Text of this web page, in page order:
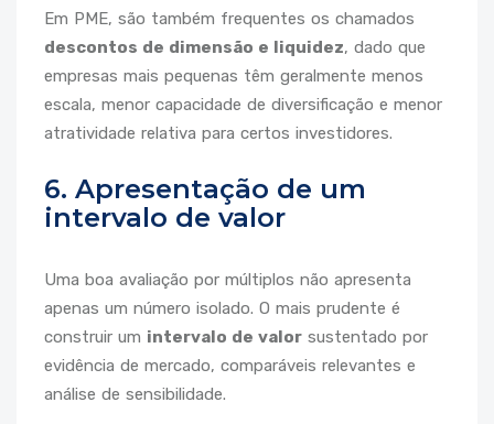
Em PME, são também frequentes os chamados
descontos de dimensão e liquidez, dado que
empresas mais pequenas têm geralmente menos
escala, menor capacidade de diversificação e menor
atratividade relativa para certos investidores.
6. Apresentação de um
intervalo de valor
Uma boa avaliação por múltiplos não apresenta
apenas um número isolado. O mais prudente é
construir um intervalo de valor sustentado por
evidência de mercado, comparáveis relevantes e
análise de sensibilidade.